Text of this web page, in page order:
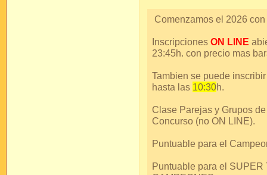
Comenzamos el 2026
Inscripciones ON LINE
23:45h. con precio mas
Tambien se puede
hasta las 10:30h.
Clase Parejas y Grupos
Concurso (no ON LINE).
Puntuable para el
Puntuable para el